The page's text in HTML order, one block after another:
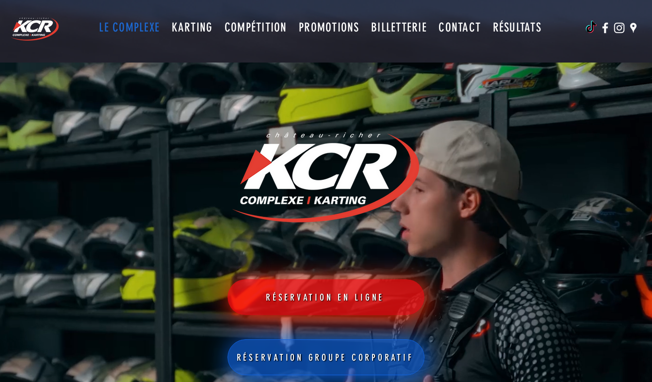
LE COMPLEXE KARTING COMPÉTITION PROMOTIONS BILLETTERIE CONTACT RÉSULTATS
RÉSERVATION EN LIGNE
RÉSERVATION GROUPE CORPORATIF